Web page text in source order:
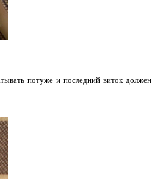
потуже и последний виток должен